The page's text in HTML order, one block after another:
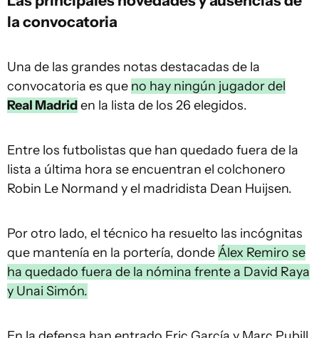
la convocatoria
Una de las grandes notas destacadas de la
convocatoria es que no hay ningún jugador del
Real Madriden la lista de los 26 elegidos.
Entre los futbolistas que han quedado fuera de la
lista a última hora se encuentran el colchonero
Robin Le Normand y el madridista Dean Huijsen.
Por otro lado, el técnico ha resuelto las incógnitas
que mantenía en la portería, dondeÁlex Remiro se
ha quedado fuera de la nómina frente a David Raya
y Unai Simón.